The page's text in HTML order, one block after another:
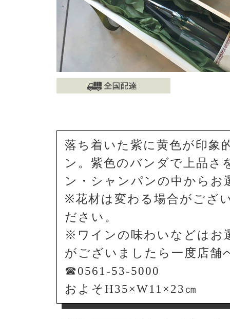
落ち着いた紫に黄色が印象
ン。紫色のバンダで上品
ン・シャンパンの中からお
※花材は変わる場合がござ
ださい。
※ワインの味わいなどはお
がございましたら一度店舗
☎0561-53-5000
およそH35×W11×23㎝